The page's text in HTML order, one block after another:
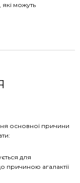
які можуть
основної причини
для
причиною агалактії